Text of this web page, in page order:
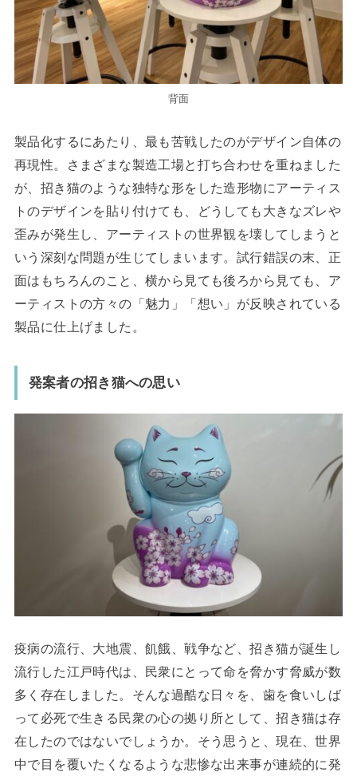
背面
製品化するにあたり、最も苦戦したのがデザイン自体の
再現性。さまざまな製造工場と打ち合わせを重ねました
が、招き猫のような独特な形をした造形物にアーティス
トのデザインを貼り付けても、どうしても大きなズレや
歪みが発生し、アーティストの世界観を壊してしまうと
いう深刻な問題が生じてしまいます。試行錯誤の末、正
面はもちろんのこと、横から見ても後ろから見ても、ア
ーティストの方々の「魅力」「想い」が反映されている
製品に仕上げました。
発案者の招き猫への思い
疫病の流行、大地震、飢餓、戦争など、招き猫が誕生し
流行した江戸時代は、民衆にとって命を脅かす脅威が数
多く存在しました。そんな過酷な日々を、歯を食いしば
って必死で生きる民衆の心の拠り所として、招き猫は存
在したのではないでしょうか。そう思うと、現在、世界
中で目を覆いたくなるような悲惨な出来事が連続的に発